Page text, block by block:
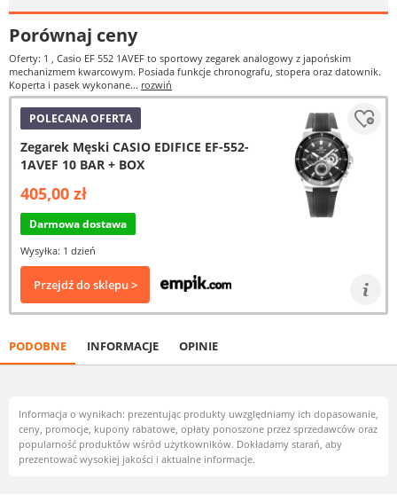
Porównaj ceny
Oferty: 1 , Casio EF 552 1AVEF to sportowy zegarek analogowy z japońskim
mechanizmem kwarcowym. Posiada funkcje chronografu, stopera oraz datownik.
Koperta i pasek wykonane... rozwiń
POLECANA OFERTA
Zegarek Męski CASIO EDIFICE EF-552-
1AVEF 10 BAR + BOX
405,00 zł
Darmowa dostawa
Wysyłka: 1 dzień
Przejdź do sklepu >
PODOBNE INFORMACJE OPINIE
Informacja o wynikach: prezentując produkty uwzględniamy ich dopasowanie,
ceny, promocje, kupony rabatowe, opłaty ponoszone przez sprzedawców oraz
popularność produktów wśród użytkowników. Dokładamy starań, aby
prezentować wysokiej jakości i aktualne informacje.